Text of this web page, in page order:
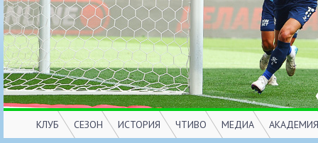
КЛУБ
СЕЗОН
ИСТОРИЯ
ЧТИВО
МЕДИА
АКАДЕМИЯ